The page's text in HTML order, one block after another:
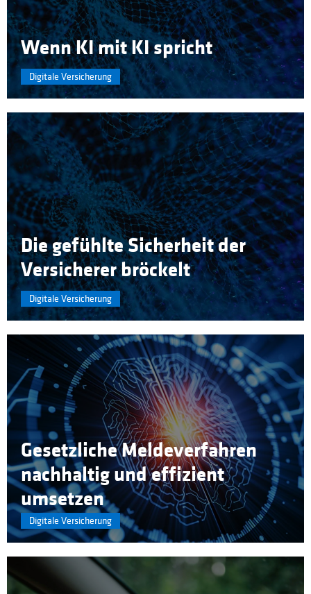
Wenn KI mit KI spricht
Digitale Versicherung
Die gefühlte Sicherheit der
Versicherer bröckelt
Digitale Versicherung
Gesetzliche Meldeverfahren
nachhaltig und effizient
umsetzen
Digitale Versicherung